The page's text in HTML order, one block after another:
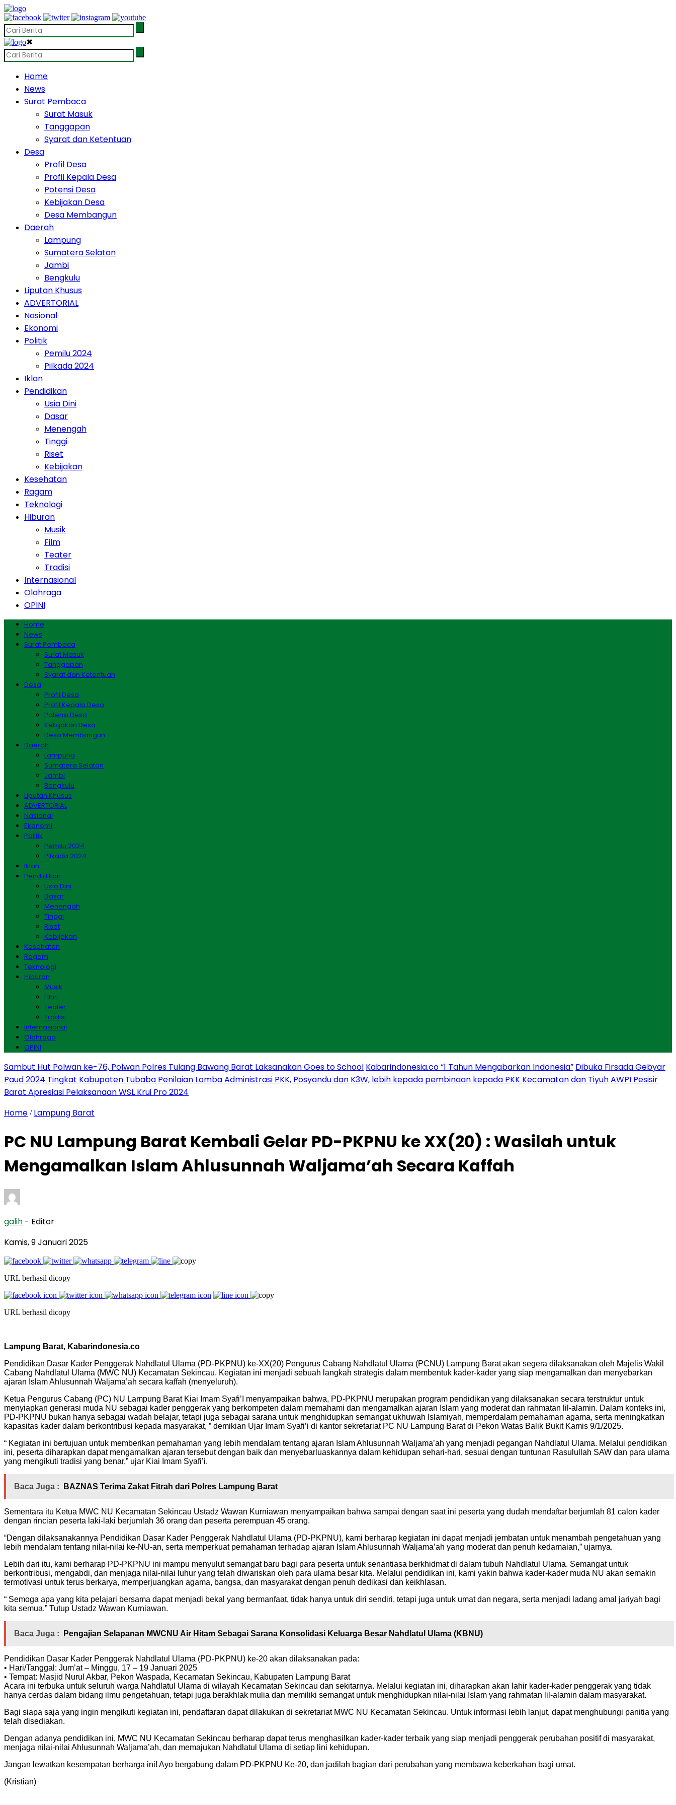
✖
Home
News
Surat Pembaca
Surat Masuk
Tanggapan
Syarat dan Ketentuan
Desa
Profil Desa
Profil Kepala Desa
Potensi Desa
Kebijakan Desa
Desa Membangun
Daerah
Lampung
Sumatera Selatan
Jambi
Bengkulu
Liputan Khusus
ADVERTORIAL
Nasional
Ekonomi
Politik
Pemilu 2024
Pilkada 2024
Iklan
Pendidikan
Usia Dini
Dasar
Menengah
Tinggi
Riset
Kebijakan
Kesehatan
Ragam
Teknologi
Hiburan
Musik
Film
Teater
Tradisi
Internasional
Olahraga
OPINI
Home
News
Surat Pembaca
Surat Masuk
Tanggapan
Syarat dan Ketentuan
Desa
Profil Desa
Profil Kepala Desa
Potensi Desa
Kebijakan Desa
Desa Membangun
Daerah
Lampung
Sumatera Selatan
Jambi
Bengkulu
Liputan Khusus
ADVERTORIAL
Nasional
Ekonomi
Politik
Pemilu 2024
Pilkada 2024
Iklan
Pendidikan
Usia Dini
Dasar
Menengah
Tinggi
Riset
Kebijakan
Kesehatan
Ragam
Teknologi
Hiburan
Musik
Film
Teater
Tradisi
Internasional
Olahraga
OPINI
Sambut Hut Polwan ke-76, Polwan Polres Tulang Bawang Barat Laksanakan Goes to School Kabarindonesia.co “1 Tahun Mengabarkan Indonesia” Dibuka Firsada Gebyar
Paud 2024 Tingkat Kabupaten Tubaba Penilaian Lomba Administrasi PKK, Posyandu dan K3W, lebih kepada pembinaan kepada PKK Kecamatan dan TiyuhAWPI Pesisir
Barat Apresiasi Pelaksanaan WSL Krui Pro 2024
Home / Lampung Barat
PC NU Lampung Barat Kembali Gelar PD-PKPNU ke XX(20) : Wasilah untuk
Mengamalkan Islam Ahlusunnah Waljama’ah Secara Kaffah
galih - Editor
Kamis, 9 Januari 2025
URL berhasil dicopy
URL berhasil dicopy
Lampung Barat, Kabarindonesia.co
Pendidikan Dasar Kader Penggerak Nahdlatul Ulama (PD-PKPNU) ke-XX(20) Pengurus Cabang Nahdlatul Ulama (PCNU) Lampung Barat akan segera dilaksanakan oleh Majelis Wakil
Cabang Nahdlatul Ulama (MWC NU) Kecamatan Sekincau. Kegiatan ini menjadi sebuah langkah strategis dalam membentuk kader-kader yang siap mengamalkan dan menyebarkan
ajaran Islam Ahlusunnah Waljama’ah secara kaffah (menyeluruh).
Ketua Pengurus Cabang (PC) NU Lampung Barat Kiai Imam Syafi’I menyampaikan bahwa, PD-PKPNU merupakan program pendidikan yang dilaksanakan secara terstruktur untuk
menyiapkan generasi muda NU sebagai kader penggerak yang berkompeten dalam memahami dan mengamalkan ajaran Islam yang moderat dan rahmatan lil-alamin. Dalam konteks ini,
PD-PKPNU bukan hanya sebagai wadah belajar, tetapi juga sebagai sarana untuk menghidupkan semangat ukhuwah Islamiyah, memperdalam pemahaman agama, serta meningkatkan
kapasitas kader dalam berkontribusi kepada masyarakat, ” demikian Ujar Imam Syafi’i di kantor sekretariat PC NU Lampung Barat di Pekon Watas Balik Bukit Kamis 9/1/2025.
“ Kegiatan ini bertujuan untuk memberikan pemahaman yang lebih mendalam tentang ajaran Islam Ahlusunnah Waljama’ah yang menjadi pegangan Nahdlatul Ulama. Melalui pendidikan
ini, peserta diharapkan dapat mengamalkan ajaran tersebut dengan baik dan menyebarluaskannya dalam kehidupan sehari-hari, sesuai dengan tuntunan Rasulullah SAW dan para ulama
yang mengikuti tradisi yang benar,” ujar Kiai Imam Syafi’i.
Baca Juga : BAZNAS Terima Zakat Fitrah dari Polres Lampung Barat
Sementara itu Ketua MWC NU Kecamatan Sekincau Ustadz Wawan Kurniawan menyampaikan bahwa sampai dengan saat ini peserta yang dudah mendaftar berjumlah 81 calon kader
dengan rincian peserta laki-laki berjumlah 36 orang dan peserta perempuan 45 orang.
“Dengan dilaksanakannya Pendidikan Dasar Kader Penggerak Nahdlatul Ulama (PD-PKPNU), kami berharap kegiatan ini dapat menjadi jembatan untuk menambah pengetahuan yang
lebih mendalam tentang nilai-nilai ke-NU-an, serta memperkuat pemahaman terhadap ajaran Islam Ahlusunnah Waljama’ah yang moderat dan penuh kedamaian,” ujarnya.
Lebih dari itu, kami berharap PD-PKPNU ini mampu menyulut semangat baru bagi para peserta untuk senantiasa berkhidmat di dalam tubuh Nahdlatul Ulama. Semangat untuk
berkontribusi, mengabdi, dan menjaga nilai-nilai luhur yang telah diwariskan oleh para ulama besar kita. Melalui pendidikan ini, kami yakin bahwa kader-kader muda NU akan semakin
termotivasi untuk terus berkarya, memperjuangkan agama, bangsa, dan masyarakat dengan penuh dedikasi dan keikhlasan.
“ Semoga apa yang kita pelajari bersama dapat menjadi bekal yang bermanfaat, tidak hanya untuk diri sendiri, tetapi juga untuk umat dan negara, serta menjadi ladang amal jariyah bagi
kita semua.” Tutup Ustadz Wawan Kurniawan.
Baca Juga : Pengajian Selapanan MWCNU Air Hitam Sebagai Sarana Konsolidasi Keluarga Besar Nahdlatul Ulama (KBNU)
Pendidikan Dasar Kader Penggerak Nahdlatul Ulama (PD-PKPNU) ke-20 akan dilaksanakan pada:
• Hari/Tanggal: Jum’at – Minggu, 17 – 19 Januari 2025
• Tempat: Masjid Nurul Akbar, Pekon Waspada, Kecamatan Sekincau, Kabupaten Lampung Barat
Acara ini terbuka untuk seluruh warga Nahdlatul Ulama di wilayah Kecamatan Sekincau dan sekitarnya. Melalui kegiatan ini, diharapkan akan lahir kader-kader penggerak yang tidak
hanya cerdas dalam bidang ilmu pengetahuan, tetapi juga berakhlak mulia dan memiliki semangat untuk menghidupkan nilai-nilai Islam yang rahmatan lil-alamin dalam masyarakat.
Bagi siapa saja yang ingin mengikuti kegiatan ini, pendaftaran dapat dilakukan di sekretariat MWC NU Kecamatan Sekincau. Untuk informasi lebih lanjut, dapat menghubungi panitia yang
telah disediakan.
Dengan adanya pendidikan ini, MWC NU Kecamatan Sekincau berharap dapat terus menghasilkan kader-kader terbaik yang siap menjadi penggerak perubahan positif di masyarakat,
menjaga nilai-nilai Ahlusunnah Waljama’ah, dan memajukan Nahdlatul Ulama di setiap lini kehidupan.
Jangan lewatkan kesempatan berharga ini! Ayo bergabung dalam PD-PKPNU Ke-20, dan jadilah bagian dari perubahan yang membawa keberkahan bagi umat.
(Kristian)